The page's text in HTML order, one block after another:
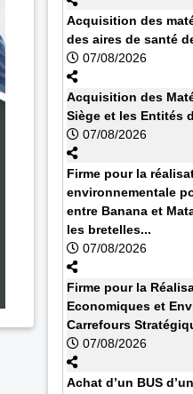
Acquisition des
des aires de santé
07/08/2026
Acquisition des
Siège et les Entités
07/08/2026
Firme pour la
environnementale
entre Banana et
les bretelles...
07/08/2026
Firme pour la
Economiques et
Carrefours
07/08/2026
Achat d’un BUS